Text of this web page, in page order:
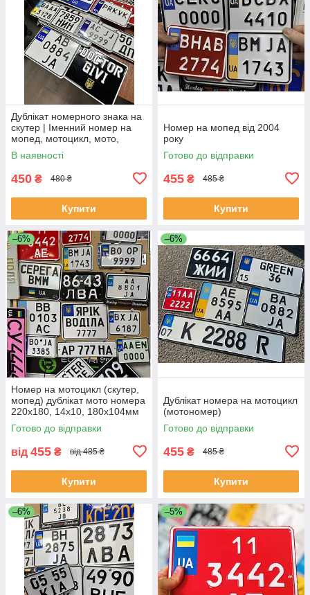
Дублікат номерного знака на
скутер | Іменний номер на
мопед, мотоцикл, мото,
моторолер
В наявності
450 ₴ 480 ₴
Купити
Номер на мопед від 2004
року
Готово до відправки
455 ₴ 485 ₴
Купити
–6%
Номер на мотоцикл (скутер,
мопед) дублікат мото номера
220х180, 14х10, 180х104мм
Готово до відправки
від 455 ₴ від 485 ₴
Купити
–6%
Дублікат номера на мотоцикл
(мотономер)
Готово до відправки
455 ₴ 485 ₴
Купити
–6% –5%